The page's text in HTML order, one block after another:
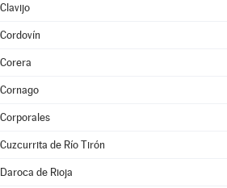
Clavijo
Cordovín
Corera
Cornago
Corporales
Cuzcurrita de Río Tirón
Daroca de Rioja